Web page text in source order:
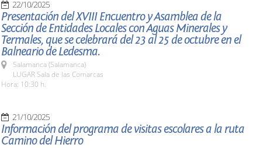
22/10/2025
Presentación del XVIII Encuentro y Asamblea de la
Sección de Entidades Locales con Aguas Minerales y
Termales, que se celebrará del 23 al 25 de octubre en el
Balneario de Ledesma.
Salamanca (Salamanca)
LUGAR Sala de las Comarcas
Hora: 10:30 h.
21/10/2025
Información del programa de visitas escolares a la ruta
Camino del Hierro